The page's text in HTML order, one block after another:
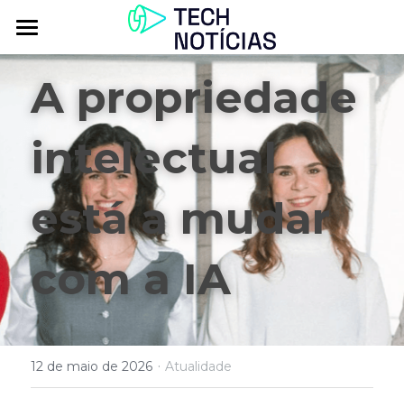
Atualidade
Explorar
Podcasts
Inbox
Contactos
A propriedade
intelectual
está a mudar
com a IA
12 de maio de 2026 · Atualidade